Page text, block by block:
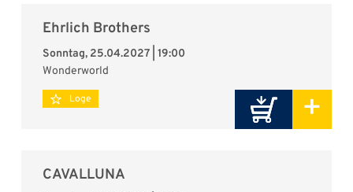
Ehrlich Brothers
Sonntag, 25.04.2027 | 19:00
Wonderworld
+
Loge
CAVALLUNA